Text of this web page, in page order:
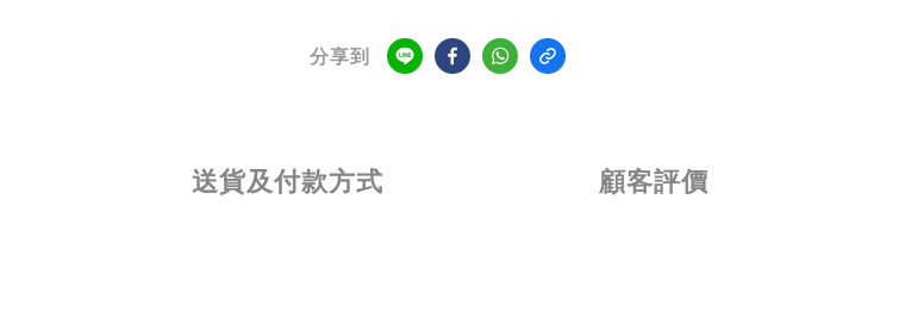
分享到
送貨及付款方式 顧客評價